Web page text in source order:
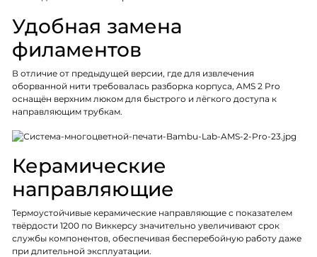
Удобная замена
филаментов
В отличие от предыдущей версии, где для извлечения
оборванной нити требовалась разборка корпуса, AMS 2 Pro
оснащён верхним люком для быстрого и лёгкого доступа к
направляющим трубкам.
Керамические
направляющие
Термоустойчивые керамические направляющие с показателем
твёрдости 1200 по Виккерсу значительно увеличивают срок
службы компонентов, обеспечивая бесперебойную работу даже
при длительной эксплуатации.